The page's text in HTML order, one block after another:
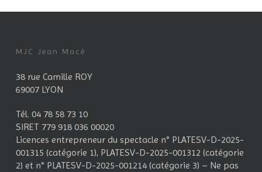
MJC Jean Macé
38 rue Camille ROY
69007 LYON
Tél. 04 78 58 73 10
SIRET 779 918 036 00020
Licences entrepreneur du spectacle n° PLATESV-D-2025-
001315 (catégorie 1), PLATESV-D-2025-001312 (catégorie
2) et n° PLATESV-D-2025-001214 (catégorie 3) – Ne pas